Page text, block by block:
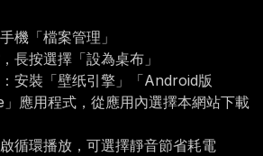
機「檔案管理」
，長按選擇「設為桌布」
：安裝「壁纸引擎」「Android版
應用程式，從應用內選擇本網站下載
啟循環播放，可選擇靜音節省耗電